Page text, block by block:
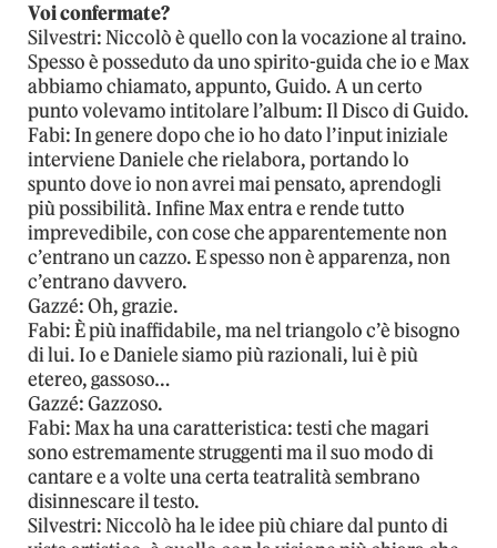
Voi confermate?
Silvestri: Niccolò è quello con la vocazione al traino.
Spesso è posseduto da uno spirito-­guida che io e Max
abbiamo chiamato, appunto, Guido. A un certo
punto volevamo intitolare l’album: Il Disco di Guido.
Fabi: In genere dopo che io ho dato l’input iniziale
interviene Daniele che rielabora, portando lo
spunto dove io non avrei mai pensato, aprendogli
più possibilità. Infine Max entra e rende tutto
imprevedibile, con cose che apparentemente non
c’entrano un cazzo. E spesso non è apparenza, non
c’entrano davvero.
Gazzé: Oh, grazie.
Fabi: È più inaffidabile, ma nel triangolo c’è bisogno
di lui. Io e Daniele siamo più razionali, lui è più
etereo, gassoso…
Gazzé: Gazzoso.
Fabi: Max ha una caratteristica: testi che magari
sono estremamente struggenti ma il suo modo di
cantare e a volte una certa teatralità sembrano
disinnescare il testo.
Silvestri: Niccolò ha le idee più chiare dal punto di